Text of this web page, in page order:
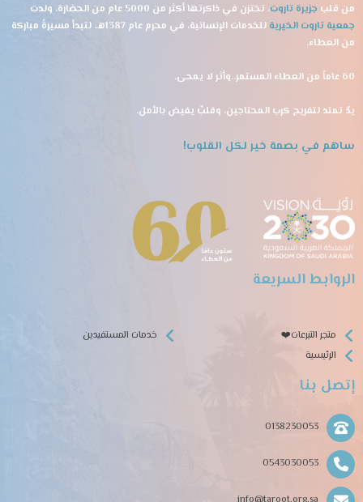
من قلب جزيرة تاروت، تختزن في ذاكرتها أكثر من 5000 عام من الحضارة، ولدت
جمعية تاروت الخيرية
للخدمات الإنسانية، في محرم عام 1387هـ، لتبدأ مسيرةً مباركة
من العطاء.
60 عاماً من العطاء المستمر..وأثر لا يمحى.
يدٌ تمتد لتفريج كرب المحتاجين، وقلبٌ يفيض بالأمل.
ساهم في بصمة خير لكل القلوب!
الروابط السريعة
متجر التبرعات❤️
الرئيسية
خدمات المستفيدين
إتصل بنا
0138230053
0543030053